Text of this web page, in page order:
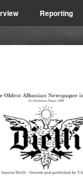
Reporting